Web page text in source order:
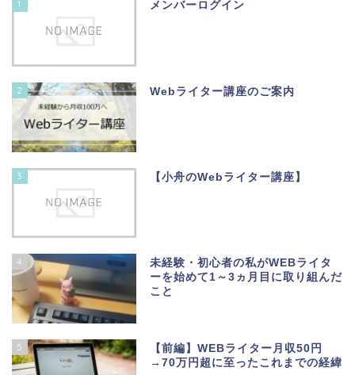
1 メンバーログイン
2 Webライター講座のご案内
3 【小舟のWebライター講座】
4
未経験・初心者の私がWEBライタ
ーを始めて1～3ヵ月目に取り組んだ
こと
5
【前編】WEBライター月収50円
→70万円超に至ったこれまでの経緯